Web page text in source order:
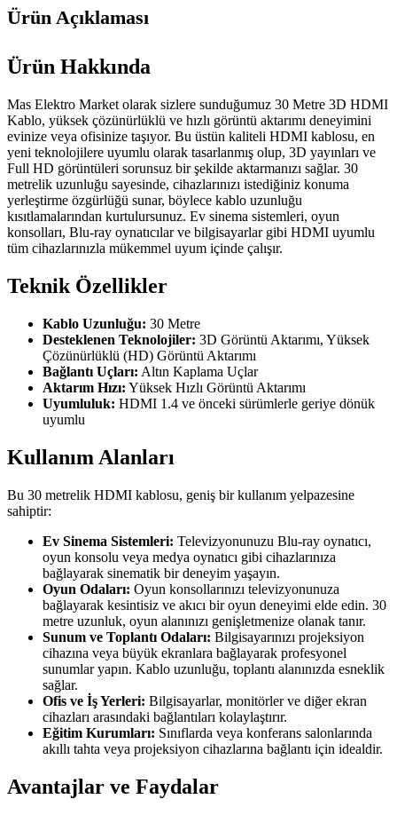
Ürün Açıklaması
Ürün Hakkında
Mas Elektro Market olarak sizlere sunduğumuz 30 Metre 3D HDMI
Kablo, yüksek çözünürlüklü ve hızlı görüntü aktarımı deneyimini
evinize veya ofisinize taşıyor. Bu üstün kaliteli HDMI kablosu, en
yeni teknolojilere uyumlu olarak tasarlanmış olup, 3D yayınları ve
Full HD görüntüleri sorunsuz bir şekilde aktarmanızı sağlar. 30
metrelik uzunluğu sayesinde, cihazlarınızı istediğiniz konuma
yerleştirme özgürlüğü sunar, böylece kablo uzunluğu
kısıtlamalarından kurtulursunuz. Ev sinema sistemleri, oyun
konsolları, Blu-ray oynatıcılar ve bilgisayarlar gibi HDMI uyumlu
tüm cihazlarınızla mükemmel uyum içinde çalışır.
Teknik Özellikler
Kablo Uzunluğu: 30 Metre
Desteklenen Teknolojiler: 3D Görüntü Aktarımı, Yüksek
Çözünürlüklü (HD) Görüntü Aktarımı
Bağlantı Uçları: Altın Kaplama Uçlar
Aktarım Hızı: Yüksek Hızlı Görüntü Aktarımı
Uyumluluk: HDMI 1.4 ve önceki sürümlerle geriye dönük
uyumlu
Kullanım Alanları
Bu 30 metrelik HDMI kablosu, geniş bir kullanım yelpazesine
sahiptir:
Ev Sinema Sistemleri: Televizyonunuzu Blu-ray oynatıcı,
oyun konsolu veya medya oynatıcı gibi cihazlarınıza
bağlayarak sinematik bir deneyim yaşayın.
Oyun Odaları: Oyun konsollarınızı televizyonunuza
bağlayarak kesintisiz ve akıcı bir oyun deneyimi elde edin. 30
metre uzunluk, oyun alanınızı genişletmenize olanak tanır.
Sunum ve Toplantı Odaları: Bilgisayarınızı projeksiyon
cihazına veya büyük ekranlara bağlayarak profesyonel
sunumlar yapın. Kablo uzunluğu, toplantı alanınızda esneklik
sağlar.
Ofis ve İş Yerleri: Bilgisayarlar, monitörler ve diğer ekran
cihazları arasındaki bağlantıları kolaylaştırır.
Eğitim Kurumları: Sınıflarda veya konferans salonlarında
akıllı tahta veya projeksiyon cihazlarına bağlantı için idealdir.
Avantajlar ve Faydalar